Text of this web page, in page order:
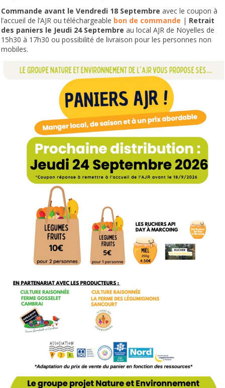
Commande avant le Vendredi 18 Septembreavec le coupon à
l’accueil de l’AJR ou téléchargeable bon de commande | Retrait
des paniers le Jeudi 24 Septembre au local AJR de Noyelles de
15h30 à 17h30 ou possibilité de livraison pour les personnes non
mobiles.